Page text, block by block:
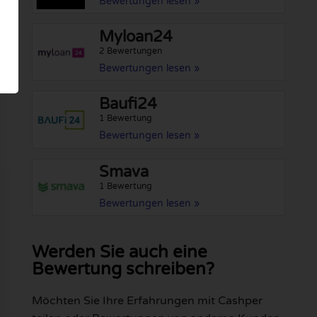
Myloan24
2 Bewertungen
Bewertungen lesen »
Baufi24
1 Bewertung
Bewertungen lesen »
Smava
1 Bewertung
Bewertungen lesen »
Werden Sie auch eine
Bewertung schreiben?
Möchten Sie Ihre Erfahrungen mit Cashper